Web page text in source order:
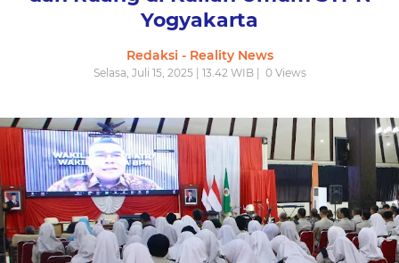
Yogyakarta
Redaksi - Reality News
Selasa, Juli 15, 2025 | 13.42 WIB | 0Views